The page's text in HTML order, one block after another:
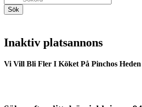
Inaktiv platsannons
Vi Vill Bli Fler I Köket På Pinchos Heden